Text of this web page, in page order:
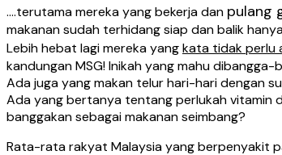
….terutama mereka yang bekerja dan pulang
makanan sudah terhidang siap dan balik
Lebih hebat lagi mereka yangkata tidak perlu
kandungan MSG! Inikah yang mahu dibangga-
Ada juga yang makan telur hari-hari dengan
Ada yang bertanya tentang perlukah vitamin
banggakan sebagai makanan seimbang?
Rata-rata rakyat Malaysia yang berpenyakit